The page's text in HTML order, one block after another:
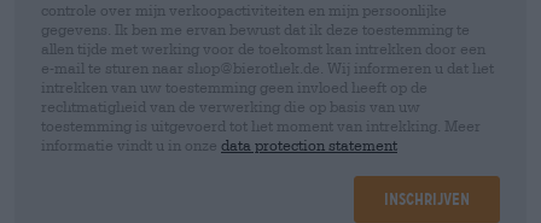
controle over mijn verkoopactiviteiten en mijn persoonlijke
gegevens. Ik ben me ervan bewust dat ik deze toestemming te
allen tijde met werking voor de toekomst kan intrekken door een
e-mail te sturen naar shop@bierothek.de. Wij informeren u dat het
intrekken van uw toestemming geen invloed heeft op de
rechtmatigheid van de verwerking die op basis van uw
toestemming is uitgevoerd tot het moment van intrekking. Meer
informatie vindt u in onze data protection statement
Inschrijven